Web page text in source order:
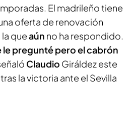
El madrileño tiene
oferta de renovación
queaún no ha respondido.
le pregunté pero el cabrón
Claudio Giráldez este
la victoria ante el Sevilla